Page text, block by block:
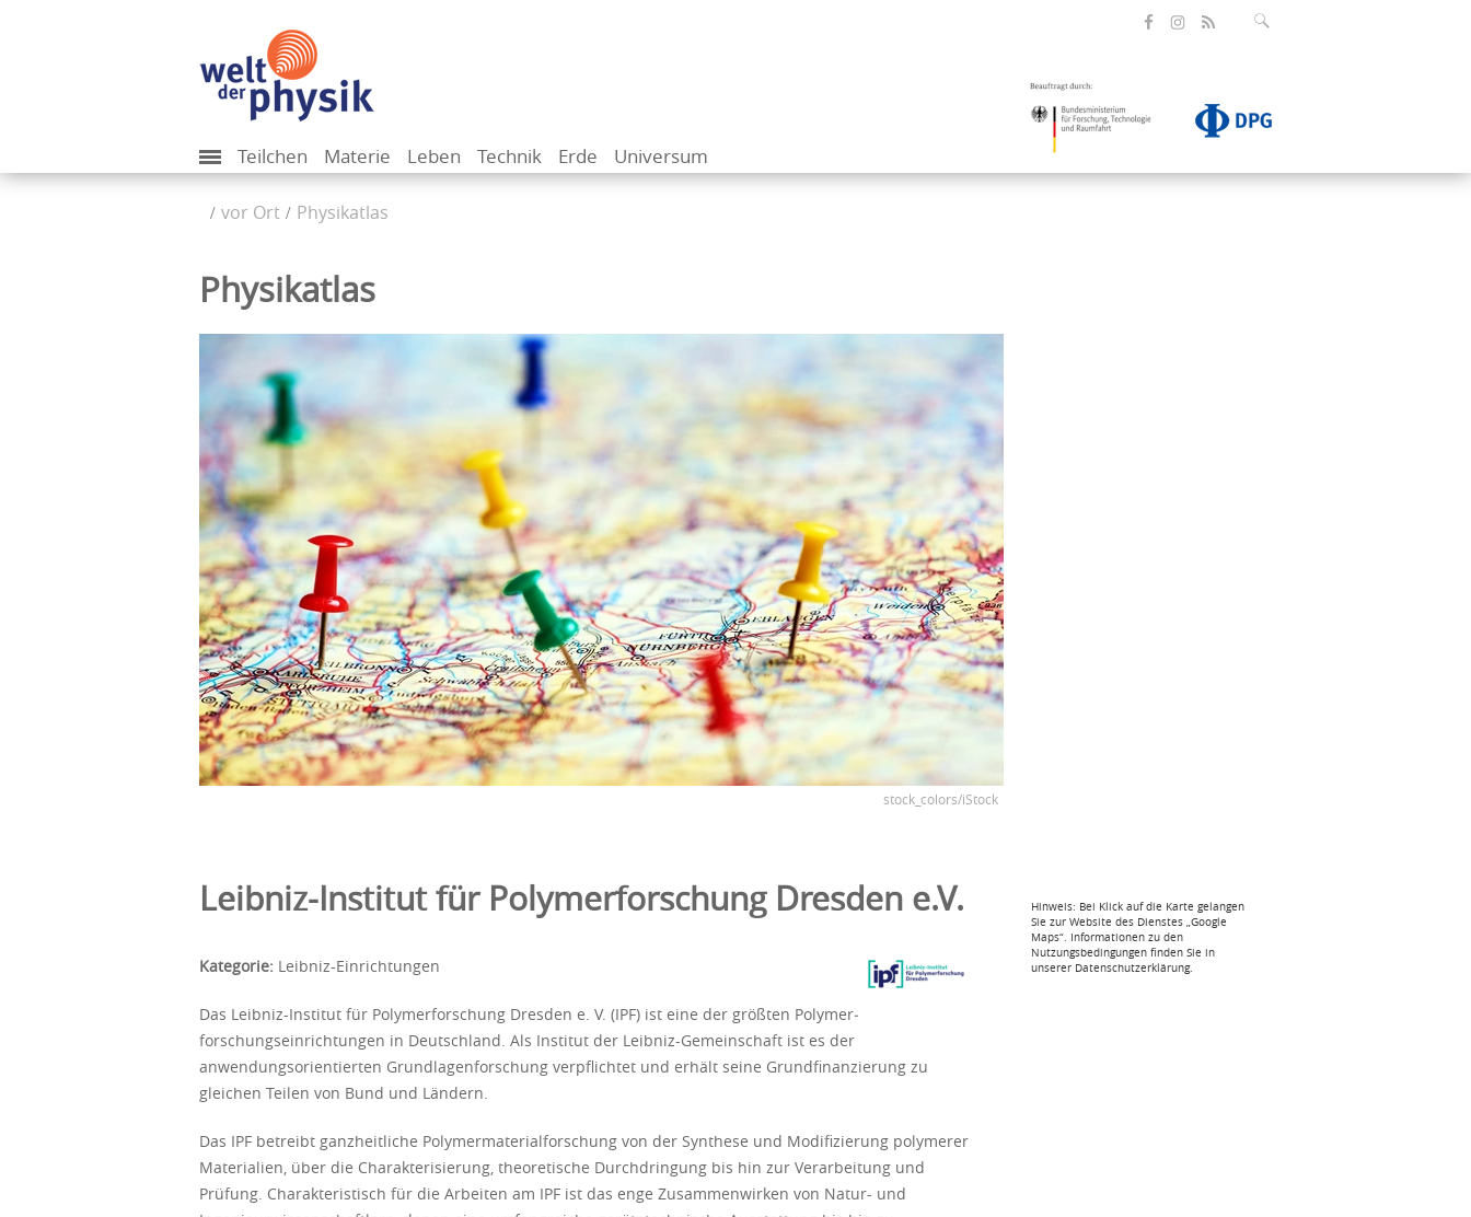
Teilchen Materie Leben Technik Erde Universum
vor Ort Physikatlas
Physikatlas
stock_colors/iStock
Leibniz-Institut für Polymerforschung Dresden e.V.
Kategorie: Leibniz-Einrichtungen
Das Leibniz-Institut für Polymerforschung Dresden e. V. (IPF) ist eine der größten Polymer­
forschungseinrichtungen in Deutschland. Als Institut der Leibniz-Gemeinschaft ist es der
anwendungsorientierten Grundlagenforschung verpflichtet und erhält seine Grund­finanzierung zu
gleichen Teilen von Bund und Ländern.
Das IPF betreibt ganzheitliche Polymermaterialforschung von der Synthese und Modifizierung polymerer
Materialien, über die Charakterisierung, theoretische Durchdringung bis hin zur Verarbeitung und
Prüfung. Charakteristisch für die Arbeiten am IPF ist das enge Zusammenwirken von Natur- und
Hinweis: Bei Klick auf die Karte gelangen
Sie zur Website des Dienstes „Google
Maps“. Informationen zu den
Nutzungsbedingungen finden Sie in
unserer Datenschutzerklärung.